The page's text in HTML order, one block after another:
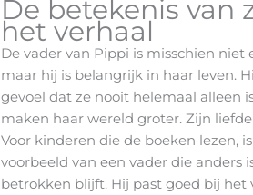
De betekenis van
het verhaal
De vader van Pippi is misschien niet
maar hij is belangrijk in haar leven.
gevoel dat ze nooit helemaal alleen
maken haar wereld groter. Zijn
Voor kinderen die de boeken lezen,
voorbeeld van een vader die anders
betrokken blijft. Hij past goed bij het